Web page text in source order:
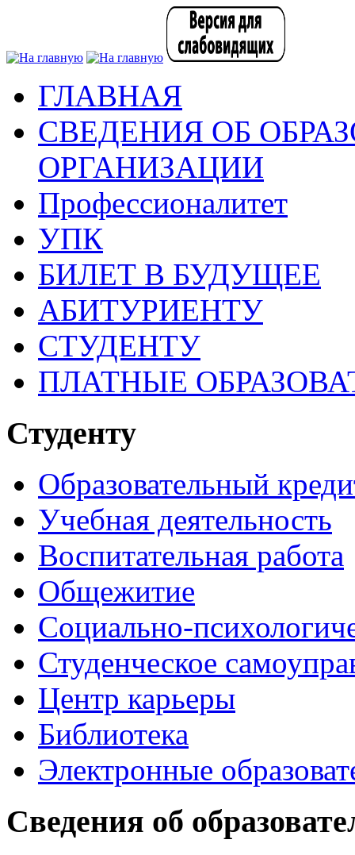
ГЛАВНАЯ
СВЕДЕНИЯ ОБ
ОРГАНИЗАЦИИ
Профессионалитет
УПК
БИЛЕТ В БУДУЩЕЕ
АБИТУРИЕНТУ
СТУДЕНТУ
ПЛАТНЫЕ
Студенту
Образовательный
Учебная деятельность
Воспитательная работа
Общежитие
Социально-
Студенческое
Центр карьеры
Библиотека
Электронные
Сведения об